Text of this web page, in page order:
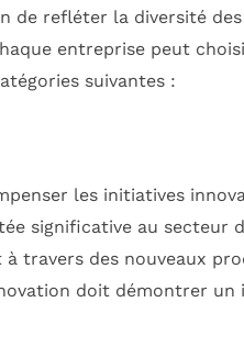
de refléter la diversité des
entreprise peut
suivantes :
les initiatives
significative au secteur
à travers des nouveaux
doit démontrer un